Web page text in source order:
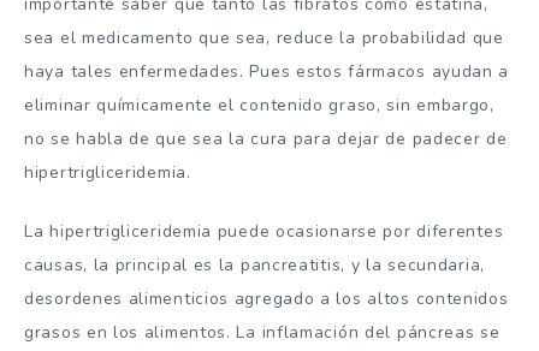
sea el medicamento que sea, reduce la probabilidad que
haya tales enfermedades. Pues estos fármacos ayudan a
eliminar químicamente el contenido graso, sin embargo,
no se habla de que sea la cura para dejar de padecer de
hipertrigliceridemia.
La hipertrigliceridemia puede ocasionarse por diferentes
causas, la principal es la pancreatitis, y la secundaria,
desordenes alimenticios agregado a los altos contenidos
grasos en los alimentos. La inflamación del páncreas se